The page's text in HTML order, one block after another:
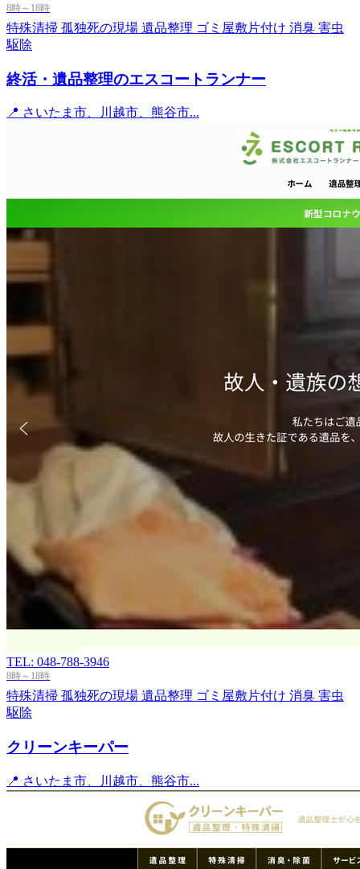
8時～18時
特殊清掃 孤独死の現場 遺品整理 ゴミ屋敷片付け 消臭 害虫
駆除
終活・遺品整理のエスコートランナー
📍 さいたま市、川越市、熊谷市...
TEL: 048-788-3946
8時～18時
特殊清掃 孤独死の現場 遺品整理 ゴミ屋敷片付け 消臭 害虫
駆除
クリーンキーパー
📍 さいたま市、川越市、熊谷市...